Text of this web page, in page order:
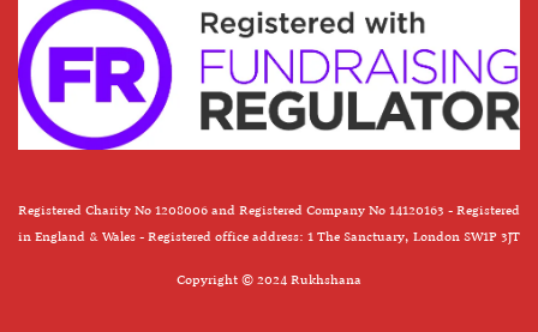
Registered Charity No 1208006 and Registered Company No 14120163 - Registered
in England & Wales - Registered office address: 1 The Sanctuary, London SW1P 3JT
Copyright © 2024 Rukhshana